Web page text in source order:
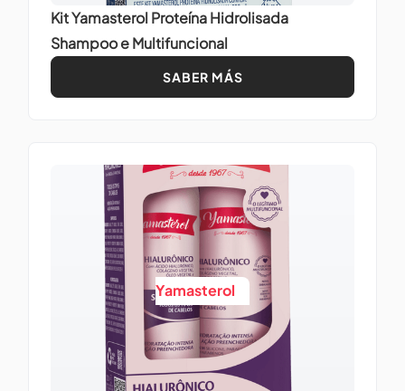
Kit Yamasterol Proteína Hidrolisada
Shampoo e Multifuncional
SABER MÁS
Yamasterol